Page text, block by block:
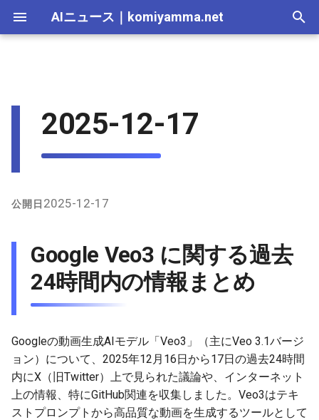
AIニュース komiyamma.net
a
l
s
e
2026-07-16
2026-07-12
2026-07-10
2026-07-09
2026-07-08
AI 総合｜2025年 2025-12-30
2025-12-26
2025-12-24
2025-12-23
2025-12-22
2026-07-16
2026-07-12
2026-07-10
2026-07-09
2026-07-08
生成AI｜2025年 2025-12-30
2025-12-26
2025-12-24
2025-12-23
2025-12-22
2026-07-05
2026-05-31
2026-05-17
2026-05-10
2026-05-03
2026-07-10
2026-06-12
2026-07-05
2026-06-07
2026-05-24
2026-05-17
2026-05-10
エディタ－｜2025年 2025-12-21
2025-11-30
2025-11-16
2025-11-09
2025-11-02
2026-07-05
2026-06-07
2026-05-24
2026-05-17
2026-05-10
2026-07-05
2026-06-07
2026-05-24
2026-05-17
2026-05-10
MCP｜2025年 2025-12-21
2025-11-23
2025-11-09
2025-11-02
2025-10-26
2026-07-16
2026-07-12
2026-07-10
2026-07-09
2026-07-08
Nano Banana｜2025年 2025-12-30
2025-12-26
2025-12-24
2025-12-23
2025-12-22
2026-07-05
2026-06-07
2026-05-24
2026-05-17
2026-05-10
Adobe Firefly｜2025年 2025-12-21
2025-11-23
2025-11-09
2025-11-02
2025-10-26
2026-07-05
2026-06-14
2026-07-05
2026-06-07
2026-05-10
2026-05-03
2026-04-26
2026-07-16
2026-07-14
2026-07-12
2026-07-11
2026-07-09
2026-07-08
2026-07-07
時間内の情報まとめ
GitHub上の関連情報
の情報
2026-07-05
2026-06-07
2026-05-24
2026-05-17
2026-05-10
Suno｜2025年 2025-12-21
2026-07-15
2026-07-11
2026-07-09
2026-07-08
2026-07-07
2026-07-04
2026-06-10
2026-05-30
2026-05-23
2026-05-19
2026-07-04
2026-06-06
2026-05-23
2026-05-19
2026-07-15
2026-07-11
2026-07-08
2026-07-07
2026-07-06
2026-07-05
2026-06-07
2026-05-24
2026-05-17
2026-05-10
2025-12-17
公開日 2025-12-17
Google Veo3 に関する過去
24時間内の情報まとめ
Googleの動画生成AIモデル「Veo3」（主にVeo 3.1バージ
ョン）について、2025年12月16日から17日の過去24時間
内にX（旧Twitter）上で見られた議論や、インターネット
上の情報、特にGitHub関連を収集しました。Veo3はテキ
ストプロンプトから高品質な動画を生成するツールとして